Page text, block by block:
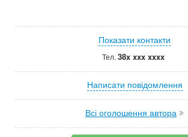
Показати контакти
Тел. 38x xxx xxxx
Написати повідомлення
Всі оголошення автора